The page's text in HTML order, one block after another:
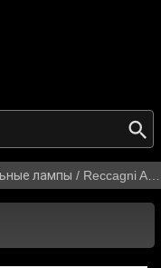
лампы / Reccagni Angelo P 6808 G